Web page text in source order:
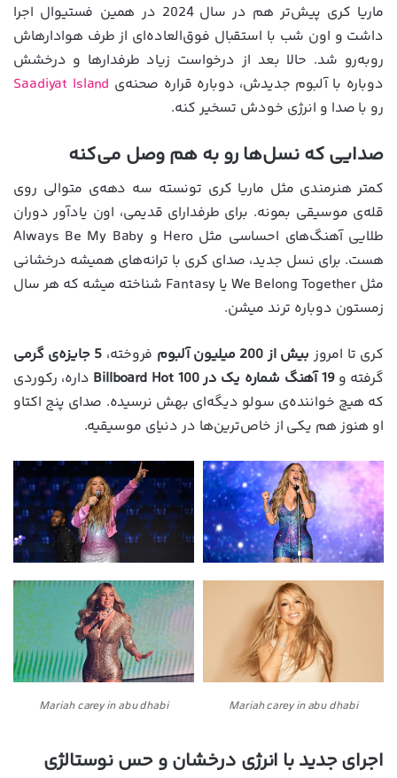
ماریا کری پیش‌تر هم در سال 2024 در همین فستیوال اجرا
داشت و اون شب با استقبال فوق‌العاده‌ای از طرف هوادارهاش
روبه‌رو شد. حالا بعد از درخواست زیاد طرفدارها و درخشش
دوباره با آلبوم جدیدش، دوباره قراره صحنه‌ی Saadiyat Island
رو با صدا و انرژی خودش تسخیر کنه.
صدایی که نسل‌ها رو به هم وصل می‌کنه
کمتر هنرمندی مثل ماریا کری تونسته سه دهه‌ی متوالی روی
قله‌ی موسیقی بمونه. برای طرفدارای قدیمی، اون یادآور دوران
طلایی آهنگ‌های احساسی مثل Hero و Always Be My Baby
هست. برای نسل جدید، صدای کری با ترانه‌های همیشه درخشانی
مثل We Belong Together یا Fantasy شناخته میشه که هر سال
زمستون دوباره ترند میشن.
کری تا امروز بیش از 200 میلیون آلبوم فروخته، 5 جایزه‌ی گرمی
گرفته و19 آهنگ شماره‌ یک در Billboard Hot 100
داره، رکوردی
که هیچ خواننده‌ی سولو دیگه‌ای بهش نرسیده. صدای پنج اکتاو
او هنوز هم یکی از خاص‌ترین‌ها در دنیای موسیقیه.
Mariah carey in abu dhabi
Mariah carey in abu dhabi
اجرای جدید با انرژی درخشان و حس نوستالژی